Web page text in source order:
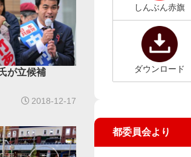
が立候補
2018-12-17
しんぶん赤旗
ダウンロード
都委員会より